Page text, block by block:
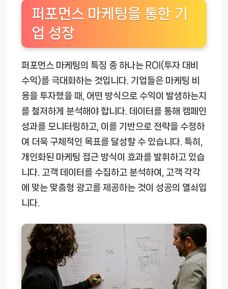
퍼포먼스 마케팅을 통한 기
업 성장
퍼포먼스 마케팅의 특징 중 하나는 ROI(투자 대비
수익)를 극대화하는 것입니다. 기업들은 마케팅 비
용을 투자했을 때, 어떤 방식으로 수익이 발생하는지
를 철저하게 분석해야 합니다. 데이터를 통해 캠페인
성과를 모니터링하고, 이를 기반으로 전략을 수정하
여 더욱 구체적인 목표를 달성할 수 있습니다. 특히,
개인화된 마케팅 접근 방식이 효과를 발휘하고 있습
니다. 고객 데이터를 수집하고 분석하여, 고객 각각
에 맞는 맞춤형 광고를 제공하는 것이 성공의 열쇠입
니다.